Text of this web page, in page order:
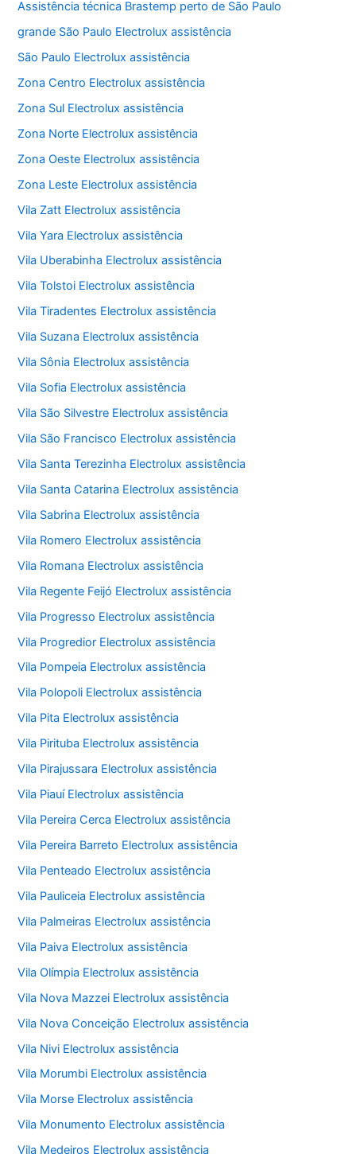
Assistência técnica Brastemp perto de São Paulo
grande São Paulo Electrolux assistência
São Paulo Electrolux assistência
Zona Centro Electrolux assistência
Zona Sul Electrolux assistência
Zona Norte Electrolux assistência
Zona Oeste Electrolux assistência
Zona Leste Electrolux assistência
Vila Zatt Electrolux assistência
Vila Yara Electrolux assistência
Vila Uberabinha Electrolux assistência
Vila Tolstoi Electrolux assistência
Vila Tiradentes Electrolux assistência
Vila Suzana Electrolux assistência
Vila Sônia Electrolux assistência
Vila Sofia Electrolux assistência
Vila São Silvestre Electrolux assistência
Vila São Francisco Electrolux assistência
Vila Santa Terezinha Electrolux assistência
Vila Santa Catarina Electrolux assistência
Vila Sabrina Electrolux assistência
Vila Romero Electrolux assistência
Vila Romana Electrolux assistência
Vila Regente Feijó Electrolux assistência
Vila Progresso Electrolux assistência
Vila Progredior Electrolux assistência
Vila Pompeia Electrolux assistência
Vila Polopoli Electrolux assistência
Vila Pita Electrolux assistência
Vila Pirituba Electrolux assistência
Vila Pirajussara Electrolux assistência
Vila Piauí Electrolux assistência
Vila Pereira Cerca Electrolux assistência
Vila Pereira Barreto Electrolux assistência
Vila Penteado Electrolux assistência
Vila Pauliceia Electrolux assistência
Vila Palmeiras Electrolux assistência
Vila Paiva Electrolux assistência
Vila Olímpia Electrolux assistência
Vila Nova Mazzei Electrolux assistência
Vila Nova Conceição Electrolux assistência
Vila Nivi Electrolux assistência
Vila Morumbi Electrolux assistência
Vila Morse Electrolux assistência
Vila Monumento Electrolux assistência
Vila Medeiros Electrolux assistência